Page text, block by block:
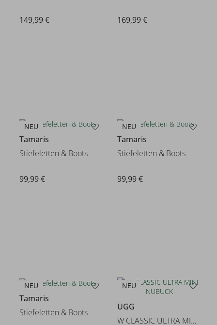
149,99 € 169,99 €
NEU
Tamaris
Stiefeletten & Boots
99,99 €
NEU
Tamaris
Stiefeletten & Boots
99,99 €
NEU
Tamaris
Stiefeletten & Boots
NEU
UGG
W CLASSIC ULTRA MINI NUBUCK